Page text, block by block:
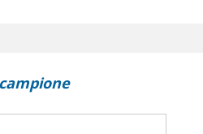
stratificazione sociale in Italia tra